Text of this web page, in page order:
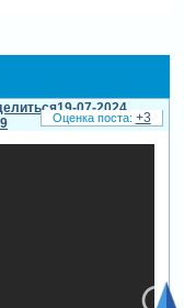
19-07-2024
+3